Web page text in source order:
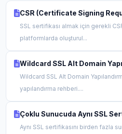
CSR (Certificate Signing
SSL sertifikası almak için gerekli
platformlarda oluşturul...
Wildcard SSL Alt Domain
Wildcard SSL Alt Domain
yapılandırma rehberi....
Çoklu Sunucuda Aynı SSL
Aynı SSL sertifikasını birden fazla